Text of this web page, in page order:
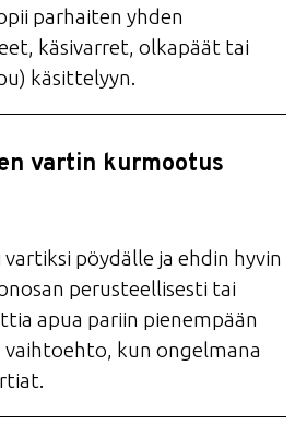
parhaiten yhden
käsivarret, olkapäät tai
käsittelyyn.
vartin kurmootus
pöydälle ja ehdin hyvin
perusteellisesti tai
apua pariin pienempään
vaihtoehto, kun ongelmana